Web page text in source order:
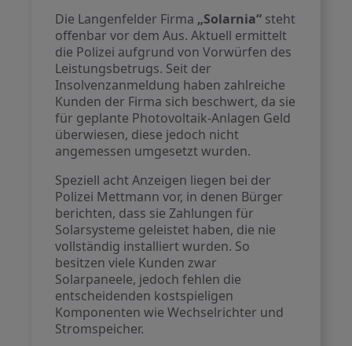
Die Langenfelder Firma „Solarnia“ steht
offenbar vor dem Aus. Aktuell ermittelt
die Polizei aufgrund von Vorwürfen des
Leistungsbetrugs. Seit der
Insolvenzanmeldung haben zahlreiche
Kunden der Firma sich beschwert, da sie
für geplante Photovoltaik-Anlagen Geld
überwiesen, diese jedoch nicht
angemessen umgesetzt wurden.
Speziell acht Anzeigen liegen bei der
Polizei Mettmann vor, in denen Bürger
berichten, dass sie Zahlungen für
Solarsysteme geleistet haben, die nie
vollständig installiert wurden. So
besitzen viele Kunden zwar
Solarpaneele, jedoch fehlen die
entscheidenden kostspieligen
Komponenten wie Wechselrichter und
Stromspeicher.